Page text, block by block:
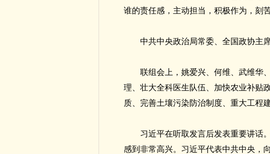
谁的责任感，主动担当，积极作为，刻
中共中央政治局常委、全国政协主
联组会上，姚爱兴、何维、武维华
理、壮大全科医生队伍、加快农业补贴
质、完善土壤污染防治制度、重大工程
习近平在听取发言后发表重要讲话
感到非常高兴。习近平代表中共中央，